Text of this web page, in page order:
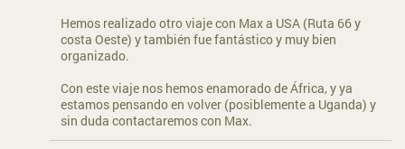
Hemos realizado otro viaje con Max a USA (Ruta 66 y
costa Oeste) y también fue fantástico y muy bien
organizado.
Con este viaje nos hemos enamorado de África, y ya
estamos pensando en volver (posiblemente a Uganda) y
sin duda contactaremos con Max.